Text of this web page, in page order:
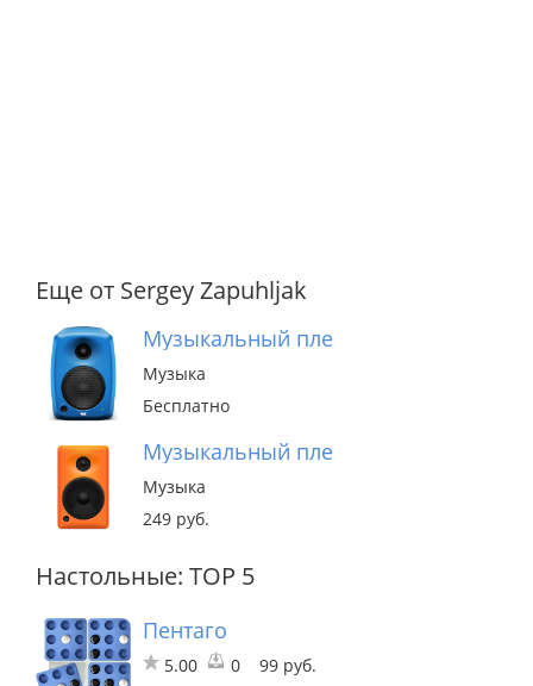
Еще от Sergey Zapuhljak
Музыкальный плеер для ВКонтакте
Музыка
Бесплатно
Музыкальный плеер
Музыка
249 руб.
Настольные: TOP 5
Пентаго
5.00 0 99 руб.